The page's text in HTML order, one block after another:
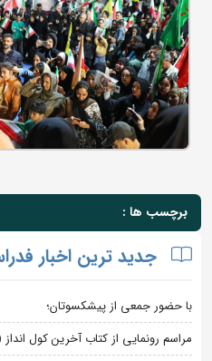
برچسب ها :
جدید ترین اخبار
با حضور جمعی از پیشکسوتان؛
مراسم رونمایی از کتاب آخرین کول